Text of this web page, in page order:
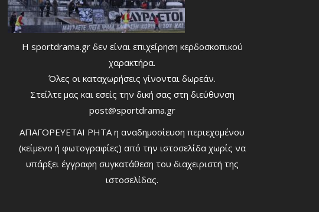
Η sportdrama.gr δεν είναι επιχείρηση κερδοσκοπικού
χαρακτήρα.
Όλες οι καταχωρήσεις γίνονται δωρεάν.
Στείλτε μας και εσείς την δική σας στη διεύθυνση
post@sportdrama.gr
ΑΠΑΓΟΡΕΥΕΤΑΙ ΡΗΤΑ η αναδημοσίευση περιεχομένου
(κείμενο ή φωτογραφίες) από την ιστοσελίδα χωρίς να
υπάρξει έγγραφη συγκατάθεση του διαχειριστή της
ιστοσελίδας.